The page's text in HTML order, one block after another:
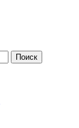
Поиск